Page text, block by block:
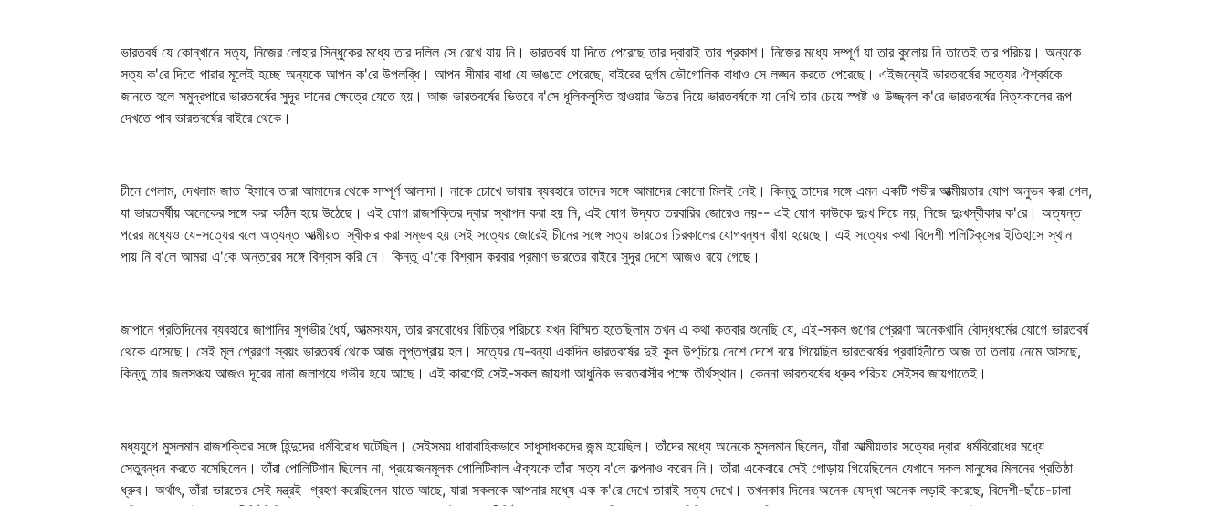
ভারতবর্ষ যে কোন্‌খানে সত্য, নিজের লোহার সিন্ধুকের মধ্যে তার দলিল সে রেখে যায় নি। ভারতবর্ষ যা দিতে পেরেছে তার দ্বারাই তার প্রকাশ। নিজের মধ্যে সম্পূর্ণ যা তার কুলোয় নি তাতেই তার পরিচয়। অন্যকে
সত্য ক'রে দিতে পারার মূলেই হচ্ছে অন্যকে আপন ক'রে উপলব্ধি। আপন সীমার বাধা যে ভাঙতে পেরেছে, বাইরের দুর্গম ভৌগোলিক বাধাও সে লঙ্ঘন করতে পেরেছে। এইজন্যেই ভারতবর্ষের সত্যের ঐশ্বর্যকে
জানতে হলে সমুদ্রপারে ভারতবর্ষের সুদূর দানের ক্ষেত্রে যেতে হয়। আজ ভারতবর্ষের ভিতরে ব'সে ধূলিকলুষিত হাওয়ার ভিতর দিয়ে ভারতবর্ষকে যা দেখি তার চেয়ে স্পষ্ট ও উজ্জ্বল ক'রে ভারতবর্ষের নিত্যকালের রূপ
দেখতে পাব ভারতবর্ষের বাইরে থেকে।
চীনে গেলাম, দেখলাম জাত হিসাবে তারা আমাদের থেকে সম্পূর্ণ আলাদা। নাকে চোখে ভাষায় ব্যবহারে তাদের সঙ্গে আমাদের কোনো মিলই নেই। কিন্তু তাদের সঙ্গে এমন একটি গভীর আত্মীয়তার যোগ অনুভব করা গেল,
যা ভারতবর্ষীয় অনেকের সঙ্গে করা কঠিন হয়ে উঠেছে। এই যোগ রাজশক্তির দ্বারা স্থাপন করা হয় নি, এই যোগ উদ্যত তরবারির জোরেও নয়-- এই যোগ কাউকে দুঃখ দিয়ে নয়, নিজে দুঃখস্বীকার ক'রে। অত্যন্ত
পরের মধ্যেও যে-সত্যের বলে অত্যন্ত আত্মীয়তা স্বীকার করা সম্ভব হয় সেই সত্যের জোরেই চীনের সঙ্গে সত্য ভারতের চিরকালের যোগবন্ধন বাঁধা হয়েছে। এই সত্যের কথা বিদেশী পলিটিক্‌সের ইতিহাসে স্থান
পায় নি ব'লে আমরা এ'কে অন্তরের সঙ্গে বিশ্বাস করি নে। কিন্তু এ'কে বিশ্বাস করবার প্রমাণ ভারতের বাইরে সুদূর দেশে আজও রয়ে গেছে।
জাপানে প্রতিদিনের ব্যবহারে জাপানির সুগভীর ধৈর্য, আত্মসংযম, তার রসবোধের বিচিত্র পরিচয়ে যখন বিস্মিত হতেছিলাম তখন এ কথা কতবার শুনেছি যে, এই-সকল গুণের প্রেরণা অনেকখানি বৌদ্ধধর্মের যোগে ভারতবর্ষ
থেকে এসেছে। সেই মূল প্রেরণা স্বয়ং ভারতবর্ষ থেকে আজ লুপ্তপ্রায় হল। সত্যের যে-বন্যা একদিন ভারতবর্ষের দুই কুল উপ্‌চিয়ে দেশে দেশে বয়ে গিয়েছিল ভারতবর্ষের প্রবাহিনীতে আজ তা তলায় নেমে আসছে,
কিন্তু তার জলসঞ্চয় আজও দূরের নানা জলাশয়ে গভীর হয়ে আছে। এই কারণেই সেই-সকল জায়গা আধুনিক ভারতবাসীর পক্ষে তীর্থস্থান। কেননা ভারতবর্ষের ধ্রুব পরিচয় সেইসব জায়গাতেই।
মধ্যযুগে মুসলমান রাজশক্তির সঙ্গে হিন্দুদের ধর্মবিরোধ ঘটেছিল। সেইসময় ধারাবাহিকভাবে সাধুসাধকদের জন্ম হয়েছিল। তাঁদের মধ্যে অনেকে মুসলমান ছিলেন, যাঁরা আত্মীয়তার সত্যের দ্বারা ধর্মবিরোধের মধ্যে
সেতুবন্ধন করতে বসেছিলেন। তাঁরা পোলিটিশান ছিলেন না, প্রয়োজনমূলক পোলিটিকাল ঐক্যকে তাঁরা সত্য ব'লে কল্পনাও করেন নি। তাঁরা একেবারে সেই গোড়ায় গিয়েছিলেন যেখানে সকল মানুষের মিলনের প্রতিষ্ঠা
ধ্রুব। অর্থাৎ, তাঁরা ভারতের সেই মন্ত্রই গ্রহণ করেছিলেন যাতে আছে, যারা সকলকে আপনার মধ্যে এক ক'রে দেখে তারাই সত্য দেখে। তখনকার দিনের অনেক যোদ্ধা অনেক লড়াই করেছে, বিদেশী-ছাঁচে-ঢালা